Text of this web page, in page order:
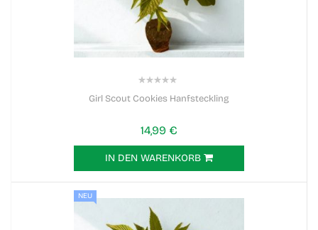
Girl Scout Cookies Hanfsteckling
14,99 €
IN DEN WARENKORB
NEU